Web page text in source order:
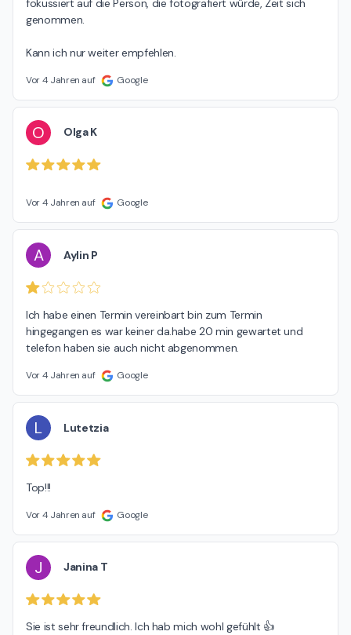
fokussiert auf die Person, die fotografiert würde, Zeit sich
genommen.
Kann ich nur weiter empfehlen.
Vor 4 Jahren auf Google
O Olga K
Vor 4 Jahren auf Google
A Aylin P
Ich habe einen Termin vereinbart bin zum Termin
hingegangen es war keiner da.habe 20 min gewartet und
telefon haben sie auch nicht abgenommen.
Vor 4 Jahren auf Google
L Lutetzia
Top!!!
Vor 4 Jahren auf Google
J Janina T
Sie ist sehr freundlich. Ich hab mich wohl gefühlt 👍